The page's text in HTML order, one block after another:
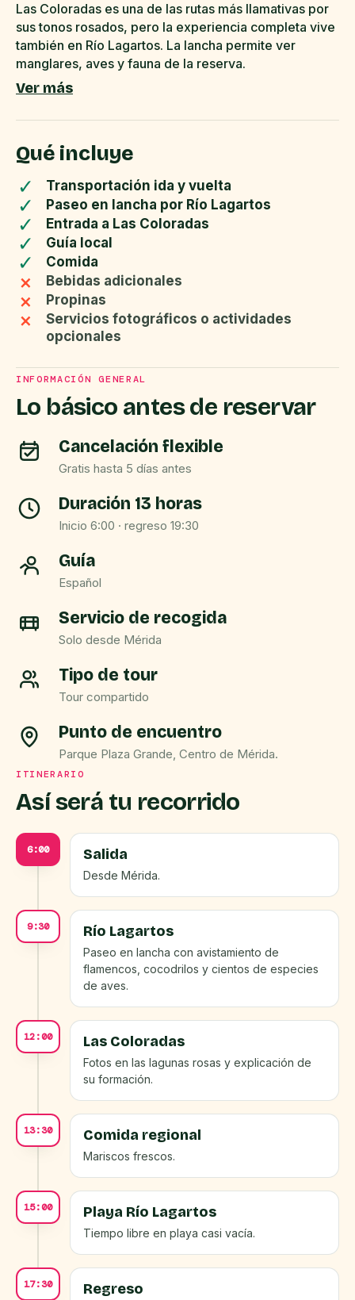
Las Coloradas es una de las rutas más llamativas por
sus tonos rosados, pero la experiencia completa vive
también en Río Lagartos. La lancha permite ver
manglares, aves y fauna de la reserva.
Ver más
Qué incluye
✓ Transportación ida y vuelta
✓ Paseo en lancha por Río Lagartos
✓ Entrada a Las Coloradas
✓ Guía local
✓ Comida
× Bebidas adicionales
× Propinas
×
Servicios fotográficos o actividades
opcionales
INFORMACIÓN GENERAL
Lo básico antes de reservar
Cancelación flexible
Gratis hasta 5 días antes
Duración 13 horas
Inicio 6:00 · regreso 19:30
Guía
Español
Servicio de recogida
Solo desde Mérida
Tipo de tour
Tour compartido
Punto de encuentro
Parque Plaza Grande, Centro de Mérida.
ITINERARIO
Así será tu recorrido
6:00 Salida
Desde Mérida.
9:30 Río Lagartos
Paseo en lancha con avistamiento de
flamencos, cocodrilos y cientos de especies
de aves.
12:00 Las Coloradas
Fotos en las lagunas rosas y explicación de
su formación.
13:30 Comida regional
Mariscos frescos.
15:00 Playa Río Lagartos
Tiempo libre en playa casi vacía.
17:30 Regreso